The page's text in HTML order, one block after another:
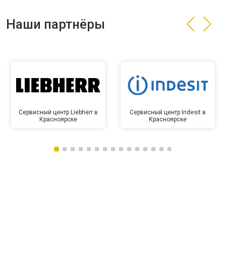
Наши партнёры
Сервисный центр Liebherr в
Красноярске
Сервисный центр Indesit в
Красноярске